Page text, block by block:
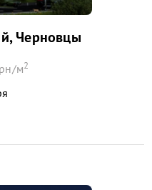
Черновцы
м2